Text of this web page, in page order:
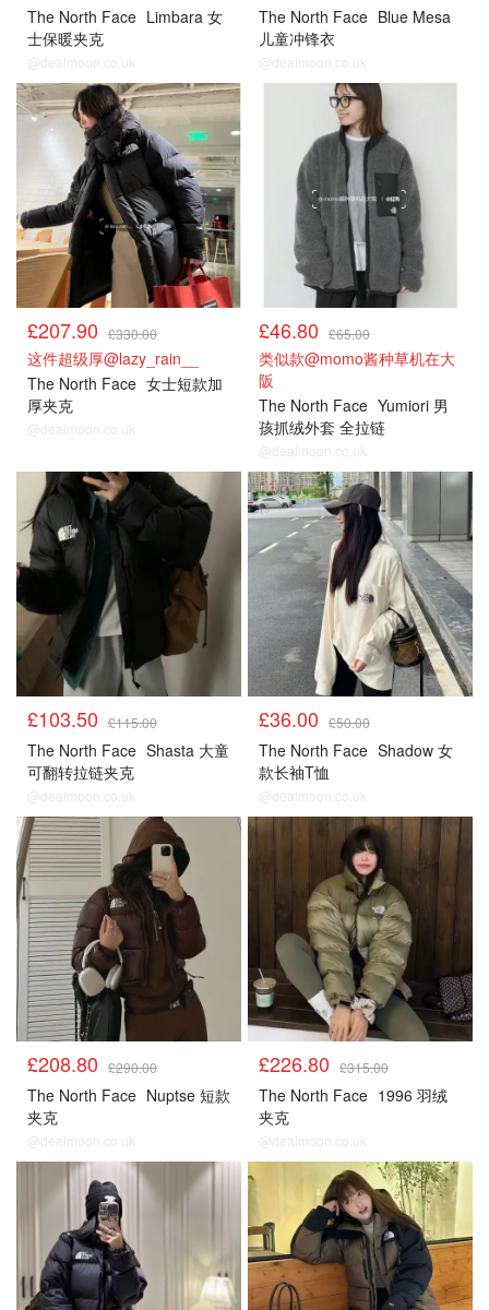
The North Face Limbara 女
士保暖夹克
@dealmoon.co.uk
The North Face Blue Mesa
儿童冲锋衣
@dealmoon.co.uk
£207.90 £330.00
这件超级厚@lazy_rain__
The North Face 女士短款加
厚夹克
@dealmoon.co.uk
£46.80 £65.00
类似款@momo酱种草机在大
阪
The North Face Yumiori 男
孩抓绒外套 全拉链
@dealmoon.co.uk
£103.50 £115.00
The North Face Shasta 大童
可翻转拉链夹克
@dealmoon.co.uk
£36.00 £50.00
The North Face Shadow 女
款长袖T恤
@dealmoon.co.uk
£208.80 £290.00
The North Face Nuptse 短款
夹克
@dealmoon.co.uk
£226.80 £315.00
The North Face 1996 羽绒
夹克
@dealmoon.co.uk